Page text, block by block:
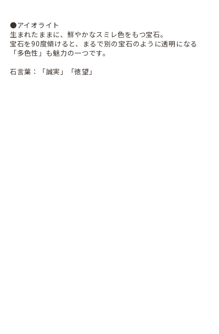
●アイオライト
生まれたままに、鮮やかなスミレ色をもつ宝石。
宝石を90度傾けると、まるで別の宝石のように透明になる
「多色性」も魅力の一つです。
石言葉：「誠実」「徳望」